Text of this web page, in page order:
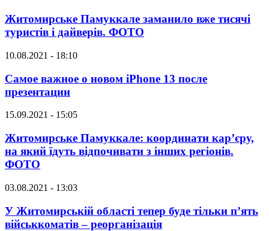
Житомирське Памуккале заманило вже тисячі
туристів і дайверів. ФОТО
10.08.2021 - 18:10
Самое важное о новом iPhone 13 после
презентации
15.09.2021 - 15:05
Житомирське Памуккале: координати кар’єру,
на який їдуть відпочивати з інших регіонів.
ФОТО
03.08.2021 - 13:03
У Житомирській області тепер буде тільки п’ять
військкоматів – реорганізація